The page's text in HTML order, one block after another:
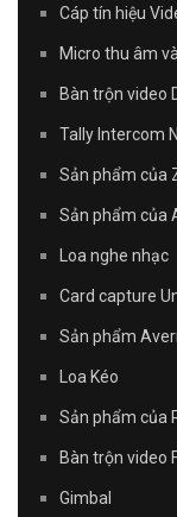
Cáp tín hiệu
Micro thu âm
Bàn trộn video
Tally Intercom
Sản phẩm của
Sản phẩm của
Loa nghe nhạc
Card capture
Sản phẩm
Loa Kéo
Sản phẩm của
Bàn trộn video
Gimbal